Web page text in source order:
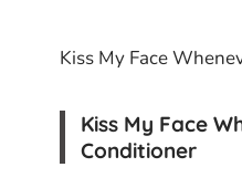
Kiss My Face
Kiss My Face
Conditioner